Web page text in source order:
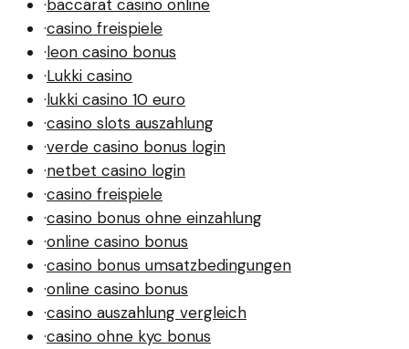
·baccarat casino online
·casino freispiele
·leon casino bonus
·Lukki casino
·lukki casino 10 euro
·casino slots auszahlung
·verde casino bonus login
·netbet casino login
·casino freispiele
·casino bonus ohne einzahlung
·online casino bonus
·casino bonus umsatzbedingungen
·online casino bonus
·casino auszahlung vergleich
·casino ohne kyc bonus